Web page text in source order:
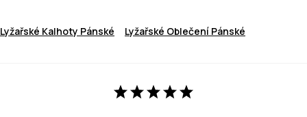
Lyžařské Kalhoty Pánské Lyžařské Oblečení Pánské